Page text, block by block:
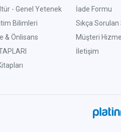
- Genel Yetenek
Bilimleri
& Önlisans
İade Formu
Sıkça
Müşteri
İletişim